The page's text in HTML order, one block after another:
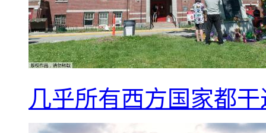
几乎所有西方国家都